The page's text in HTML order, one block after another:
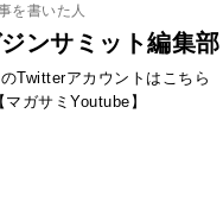
を書いた人
ンサミット編集部
Twitterアカウントはこちら
【マガサミYoutube】